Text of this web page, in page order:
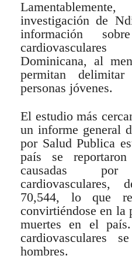
investigación de
información
Dominicana, al
permitan
personas jóvenes.
El estudio más
un informe general
por Salud Publica
país se reportaron
causadas por
70,544, lo que
convirtiéndose en la
muertes en el
cardiovasculares
hombres.